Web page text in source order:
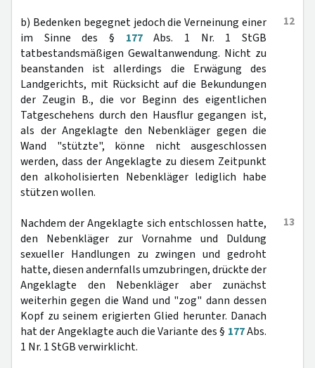
12
b) Bedenken begegnet jedoch die Verneinung einer
im Sinne des § 177Abs. 1 Nr. 1 StGB
tatbestandsmäßigen Gewaltanwendung. Nicht zu
beanstanden ist allerdings die Erwägung des
Landgerichts, mit Rücksicht auf die Bekundungen
der Zeugin B., die vor Beginn des eigentlichen
Tatgeschehens durch den Hausflur gegangen ist,
als der Angeklagte den Nebenkläger gegen die
Wand "stützte", könne nicht ausgeschlossen
werden, dass der Angeklagte zu diesem Zeitpunkt
den alkoholisierten Nebenkläger lediglich habe
stützen wollen.
13
Nachdem der Angeklagte sich entschlossen hatte,
den Nebenkläger zur Vornahme und Duldung
sexueller Handlungen zu zwingen und gedroht
hatte, diesen andernfalls umzubringen, drückte der
Angeklagte den Nebenkläger aber zunächst
weiterhin gegen die Wand und "zog" dann dessen
Kopf zu seinem erigierten Glied herunter. Danach
hat der Angeklagte auch die Variante des § 177Abs.
1 Nr. 1 StGB verwirklicht.